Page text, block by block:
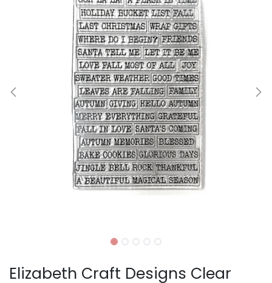
Elizabeth Craft Designs Clear